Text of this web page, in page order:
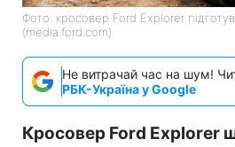
Фото: кросовер Ford Explorer
(media.ford.com)
Не витрачай час на шум!
РБК-Україна у Google
Кросовер Ford Explorer